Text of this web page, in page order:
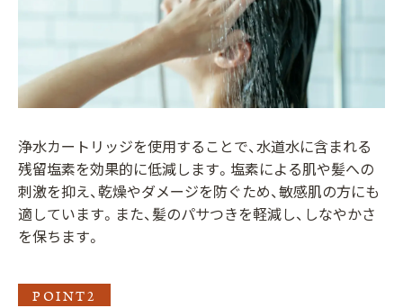
浄水カートリッジを使用することで、水道水に含まれる
残留塩素を効果的に低減します。塩素による肌や髪への
刺激を抑え、乾燥やダメージを防ぐため、敏感肌の方にも
適しています。また、髪のパサつきを軽減し、しなやかさ
を保ちます。
POINT2